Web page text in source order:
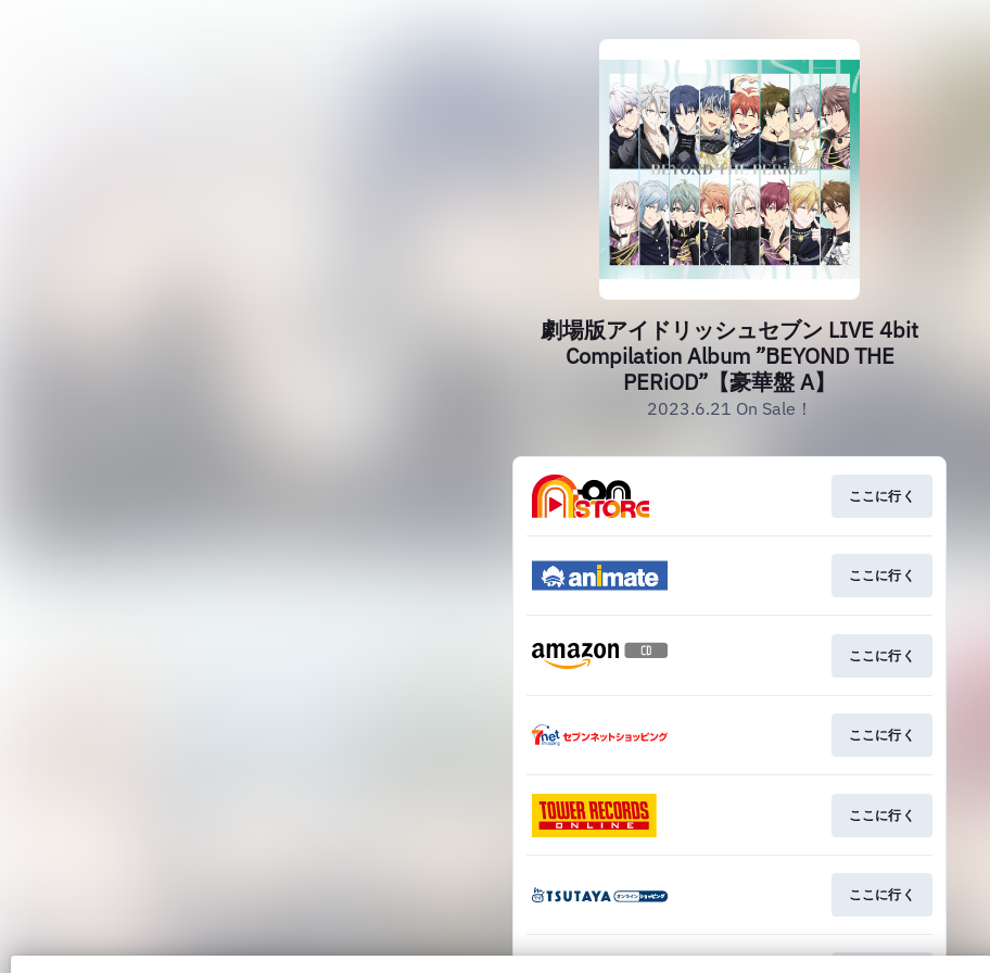
劇場版アイドリッシュセブン LIVE 4bit
Compilation Album ”BEYOND THE
PERiOD”【豪華盤 A】
2023.6.21 On Sale！
ここに行く
ここに行く
ここに行く
ここに行く
ここに行く
ここに行く